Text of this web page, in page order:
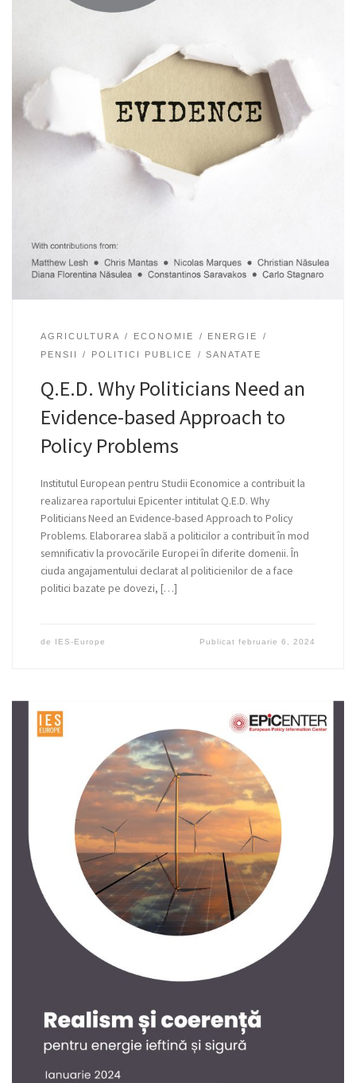
AGRICULTURA ECONOMIE
ENERGIE
PENSII
POLITICI PUBLICE SANATATE
Q.E.D. Why Politicians Need an
Evidence-based Approach to
Policy Problems
Institutul European pentru Studii Economice a contribuit la
realizarea raportului Epicenter intitulat Q.E.D. Why
Politicians Need an Evidence-based Approach to Policy
Problems. Elaborarea slabă a politicilor a contribuit în mod
semnificativ la provocările Europei în diferite domenii. În
ciuda angajamentului declarat al politicienilor de a face
politici bazate pe dovezi, […]
de IES-Europe Publicatfebruarie 6, 2024